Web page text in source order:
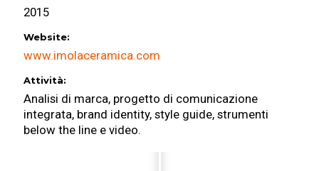
a
2015
Website:
www.imolaceramica.com
Attività:
Analisi di marca, progetto di comunicazione
integrata, brand identity, style guide, strumenti
below the line e video.